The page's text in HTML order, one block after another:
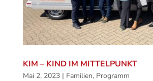
KIM – KIND IM MITTELPUNKT
Mai 2, 2023| Familien, Programm